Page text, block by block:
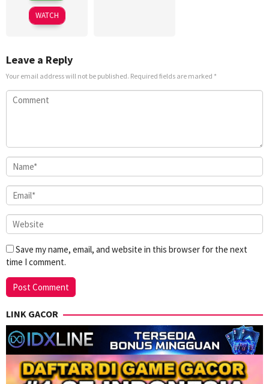
2026
Pitt
WATCH
Leave a Reply
Your email address will not be published. Required fields are marked *
Save my name, email, and website in this browser for the next
time I comment.
LINK GACOR